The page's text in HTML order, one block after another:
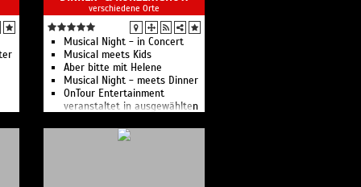
verschiedene Orte
Musical Night - in Concert
Musical meets Kids
Aber bitte mit Helene
Musical Night - meets Dinner
OnTour Entertainment
veranstaltet in ausgewählten
unvergessliche Musical und
Schlager Dinner Shows in der